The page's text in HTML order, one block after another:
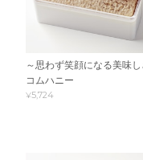
～思わず笑顔になる美味し
コムハニー
¥5,724